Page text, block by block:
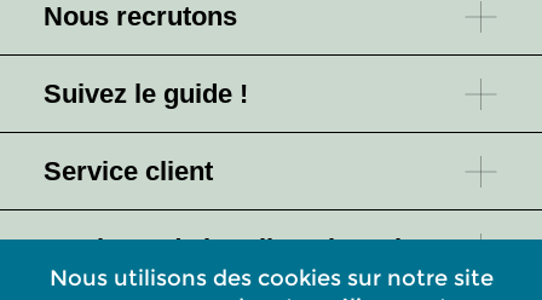
Nous utilisons des cookies sur notre site
Nous recrutons
Suivez le guide !
Service client
L'univers de l'Atelier Missegle